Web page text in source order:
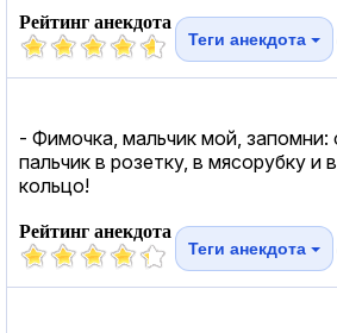
Рейтинг анекдота
Теги анекдота
- Фимочка, мальчик мой, запомни:
пальчик в розетку, в мясорубку и
кольцо!
Рейтинг анекдота
Теги анекдота